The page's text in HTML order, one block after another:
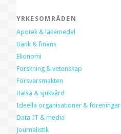
YRKESOMRÅDEN
Apotek & läkemedel
Bank & finans
Ekonomi
Forskning & vetenskap
Försvarsmakten
Hälsa & sjukvård
Ideella organisationer & föreningar
Data IT & media
Journalistik